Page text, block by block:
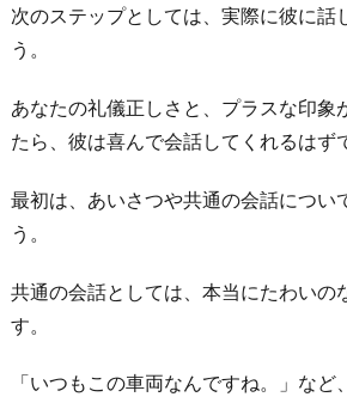
次のステップとしては、実際に彼に話
う。
あなたの礼儀正しさと、プラスな印象
たら、彼は喜んで会話してくれるはず
最初は、あいさつや共通の会話につい
う。
共通の会話としては、本当にたわいの
す。
「いつもこの車両なんですね。」など